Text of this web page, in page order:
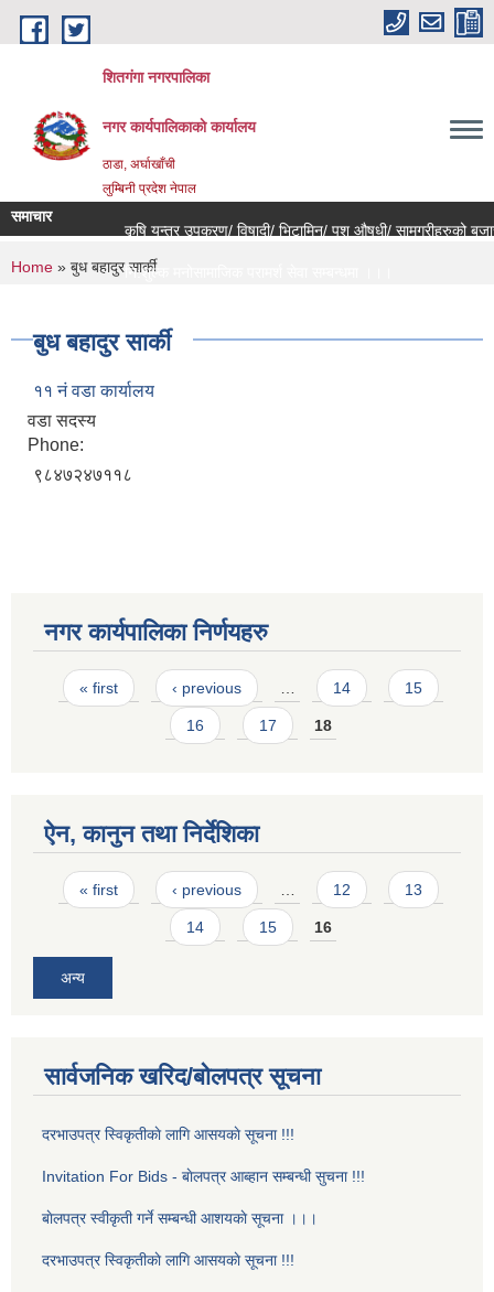
Skip to main content
शितगंगा नगरपालिका
नगर कार्यपालिकाकाे कार्यालय
ठाडा, अर्घाखाँची
लुम्बिनी प्रदेश नेपाल
समाचार
कृषि यन्त्र उपकरण/ विषादी/ भिटामिन/ पशु औषधी/ सामग्रीहरुको
नि:शुल्क मनोसामाजिक परामर्श सेवा सम्बन्धमा ।।।
You are here
Home » बुध बहादुर सार्की
बुध बहादुर सार्की
११ नं वडा कार्यालय
वडा सदस्य
Phone:
९८४७२४७११८
नगर कार्यपालिका निर्णयहरु
Pages
« first ‹ previous … 14 15
16 17 18
ऐन, कानुन तथा निर्देशिका
Pages
« first ‹ previous 12 13
14 15 16
अन्य
सार्वजनिक खरिद/बोलपत्र सूचना
दरभाउपत्र स्विकृतीकाे लागि आसयकाे सूचना !!!
Invitation For Bids - बाेलपत्र आब्हान सम्बन्धी सुचना !!!
बाेलपत्र स्वीकृती गर्ने सम्बन्धी आशयकाे सूचना ।।।
दरभाउपत्र स्विकृतीकाे लागि आसयकाे सूचना !!!